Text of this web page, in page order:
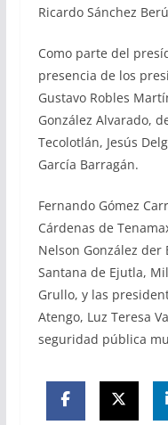
Ricardo Sánchez
Como parte del
presencia de los
Gustavo Robles
González Alvarado,
Tecolotlán, Jesús
García Barragán.
Fernando Gómez
Cárdenas de
Nelson González der
Santana de Ejutla,
Grullo, y las
Atengo, Luz Teresa
seguridad pública